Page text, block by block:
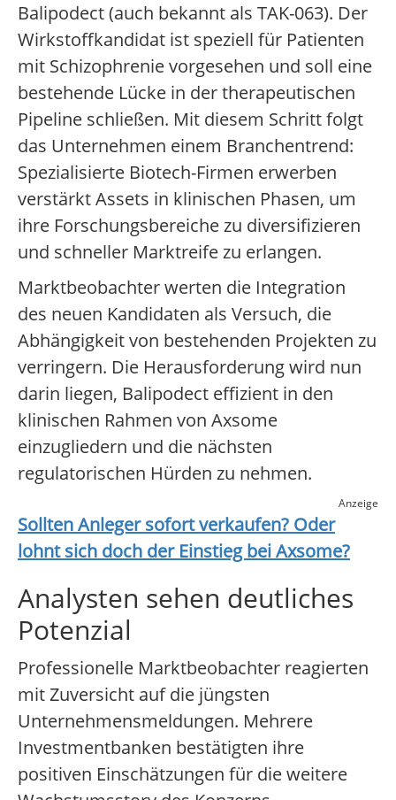
Balipodect (auch bekannt als TAK-063). Der
Wirkstoffkandidat ist speziell für Patienten
mit Schizophrenie vorgesehen und soll eine
bestehende Lücke in der therapeutischen
Pipeline schließen. Mit diesem Schritt folgt
das Unternehmen einem Branchentrend:
Spezialisierte Biotech-Firmen erwerben
verstärkt Assets in klinischen Phasen, um
ihre Forschungsbereiche zu diversifizieren
und schneller Marktreife zu erlangen.
Marktbeobachter werten die Integration
des neuen Kandidaten als Versuch, die
Abhängigkeit von bestehenden Projekten zu
verringern. Die Herausforderung wird nun
darin liegen, Balipodect effizient in den
klinischen Rahmen von Axsome
einzugliedern und die nächsten
regulatorischen Hürden zu nehmen.
Anzeige
Sollten Anleger sofort verkaufen? Oder
lohnt sich doch der Einstieg beiAxsome?
Analysten sehen deutliches
Potenzial
Professionelle Marktbeobachter reagierten
mit Zuversicht auf die jüngsten
Unternehmensmeldungen. Mehrere
Investmentbanken bestätigten ihre
positiven Einschätzungen für die weitere